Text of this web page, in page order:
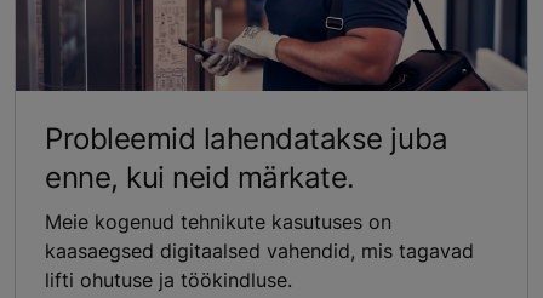
Probleemid lahendatakse juba
enne, kui neid märkate.
Meie kogenud tehnikute kasutuses on
kaasaegsed digitaalsed vahendid, mis tagavad
lifti ohutuse ja töökindluse.